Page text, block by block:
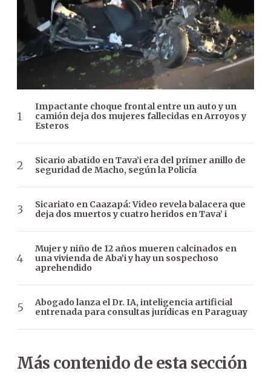
Impactante choque frontal entre un auto y un
camión deja dos mujeres fallecidas en Arroyos y
Esteros
Sicario abatido en Tava’i era del primer anillo de
seguridad de Macho, según la Policía
Sicariato en Caazapá: Video revela balacera que
deja dos muertos y cuatro heridos en Tava’ i
Mujer y niño de 12 años mueren calcinados en
una vivienda de Aba’i y hay un sospechoso
aprehendido
Abogado lanza el Dr. IA, inteligencia artificial
entrenada para consultas jurídicas en Paraguay
Más contenido de esta sección